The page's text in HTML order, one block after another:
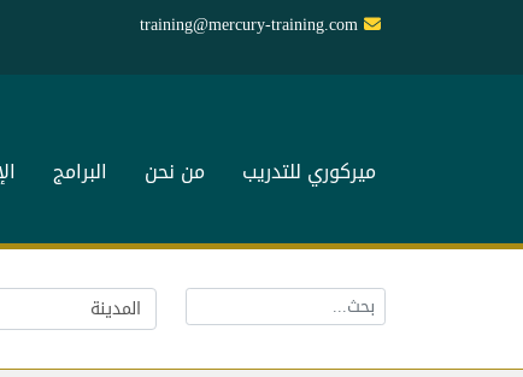
training@mercury-training.com
ميركوري للتدريب من نحن البرامج